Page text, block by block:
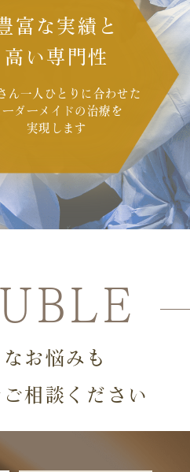
富な実績と
高い専門性
ん一人ひとりに合わせた
ーダーメイドの治療を
実現します
お悩みも
相談ください